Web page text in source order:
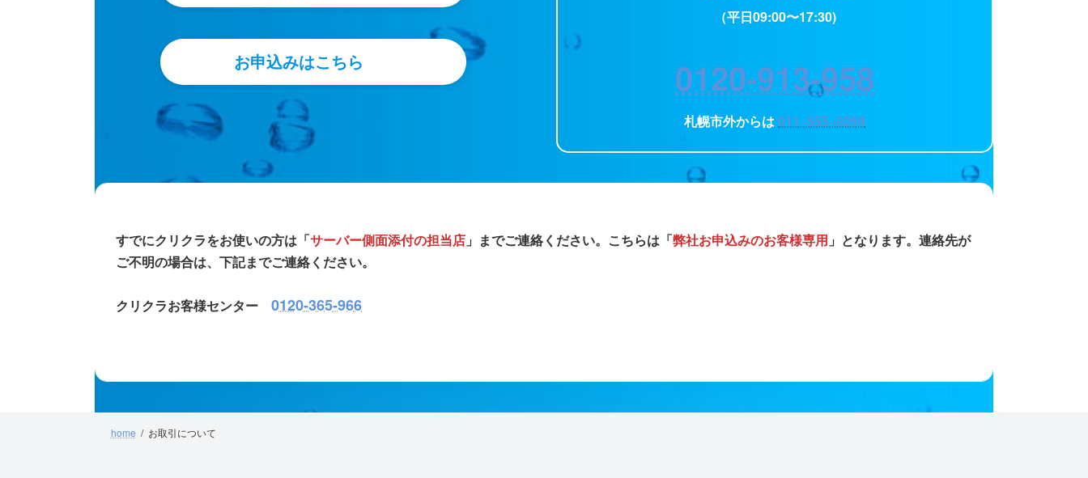
お申込みはこちら
（平日09:00〜17:30)
0120-913-958
札幌市外からは011−555−0259
すでにクリクラをお使いの方は「サーバー側面添付の担当店 」までご連絡ください。こちらは「弊社お申込みのお客様専用 」となります。連絡先が
ご不明の場合は、下記までご連絡ください。
クリクラお客様センター 0120-365-966
home お取引について